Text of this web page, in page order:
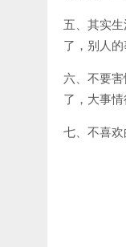
五、其实
了，别人的
六、不要
了，大事情
七、不喜